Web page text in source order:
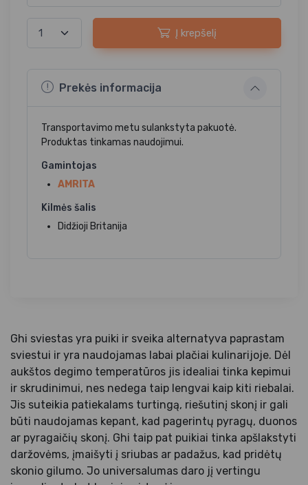
Į krepšelį
Prekės informacija
Transportavimo metu sulankstyta pakuotė.
Produktas tinkamas naudojimui.
Gamintojas
AMRITA
Kilmės šalis
Didžioji Britanija
Ghi sviestas yra puiki ir sveika alternatyva paprastam
sviestui ir yra naudojamas labai plačiai kulinarijoje. Dėl
aukštos degimo temperatūros jis idealiai tinka kepimui
ir skrudinimui, nes nedega taip lengvai kaip kiti riebalai.
Jis suteikia patiekalams turtingą, riešutinį skonį ir gali
būti naudojamas kepant, kad pagerintų pyragų, duonos
ar pyragaičių skonį. Ghi taip pat puikiai tinka apšlakstyti
daržovėms, įmaišyti į sriubas ar padažus, kad pridėtų
skonio gilumo. Jo universalumas daro jį vertingu